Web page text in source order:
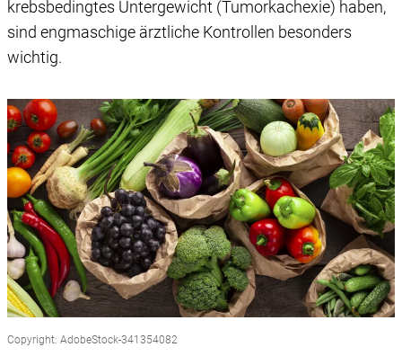
krebsbedingtes Untergewicht (Tumorkachexie) haben,
sind engmaschige ärztliche Kontrollen besonders
wichtig.
Copyright: AdobeStock-341354082